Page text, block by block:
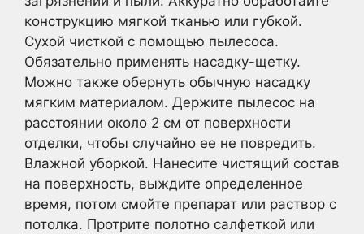
конструкцию мягкой тканью или губкой.
Сухой чисткой с помощью пылесоса.
Обязательно применять насадку-щетку.
Можно также обернуть обычную насадку
мягким материалом. Держите пылесос на
расстоянии около 2 см от поверхности
отделки, чтобы случайно ее не повредить.
Влажной уборкой. Нанесите чистящий состав
на поверхность, выждите определенное
время, потом смойте препарат или раствор с
потолка. Протрите полотно салфеткой или